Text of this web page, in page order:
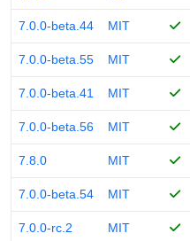
7.0.0-beta.44 MIT
7.0.0-beta.55 MIT
7.0.0-beta.41 MIT
7.0.0-beta.56 MIT
7.8.0 MIT
7.0.0-beta.54 MIT
7.0.0-rc.2 MIT